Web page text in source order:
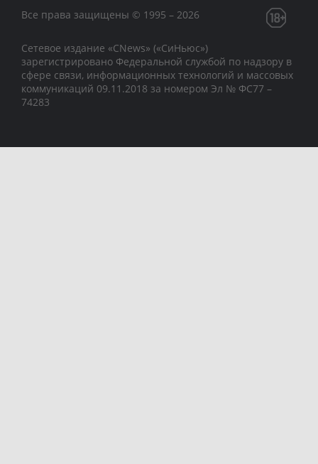
Все права защищены © 1995 – 2026
Сетевое издание «CNews» («СиНьюс»)
зарегистрировано Федеральной службой по надзору в
сфере связи, информационных технологий и массовых
коммуникаций 09.11.2018 за номером Эл № ФС77 –
74283